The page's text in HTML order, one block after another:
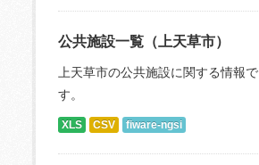
公共施設一覧（上天草市）
上天草市の公共施設に関する情報で
す。
XLS CSV fiware-ngsi